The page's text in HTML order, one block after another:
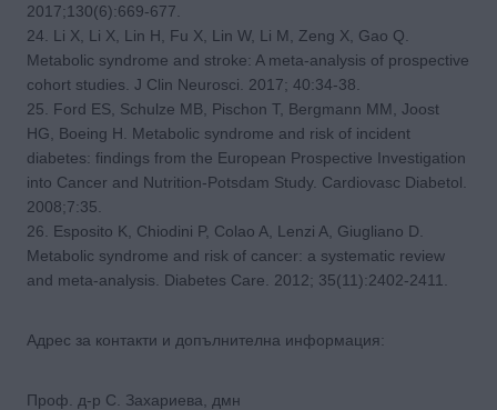
2017;130(6):669-677.
24. Li X, Li X, Lin H, Fu X, Lin W, Li M, Zeng X, Gao Q.
Metabolic syndrome and stroke: A meta-analysis of prospective
cohort studies. J Clin Neurosci. 2017; 40:34-38.
25. Ford ES, Schulze MB, Pischon T, Bergmann MM, Joost
HG, Boeing H. Metabolic syndrome and risk of incident
diabetes: findings from the European Prospective Investigation
into Cancer and Nutrition-Potsdam Study. Cardiovasc Diabetol.
2008;7:35.
26. Esposito K, Chiodini P, Colao A, Lenzi A, Giugliano D.
Metabolic syndrome and risk of cancer: a systematic review
and meta-analysis. Diabetes Care. 2012; 35(11):2402-2411.
Адрес за контакти и допълнителна информация:
Проф. д-р С. Захариева, дмн